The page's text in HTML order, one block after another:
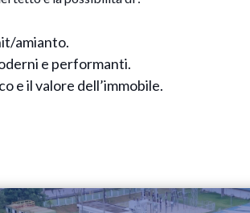
amianto.
e performanti.
e il valore dell’immobile.